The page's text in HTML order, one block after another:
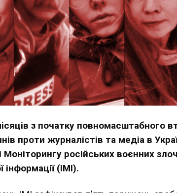
з початку повномасштабного
проти журналістів та медіа в
Моніторингу російських воєнних
інформації (ІМІ).